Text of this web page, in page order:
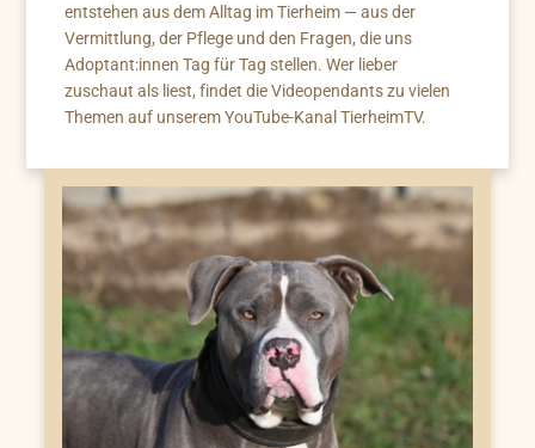
entstehen aus dem Alltag im Tierheim — aus der
Vermittlung, der Pflege und den Fragen, die uns
Adoptant:innen Tag für Tag stellen. Wer lieber
zuschaut als liest, findet die Videopendants zu vielen
Themen auf unserem YouTube-Kanal TierheimTV.